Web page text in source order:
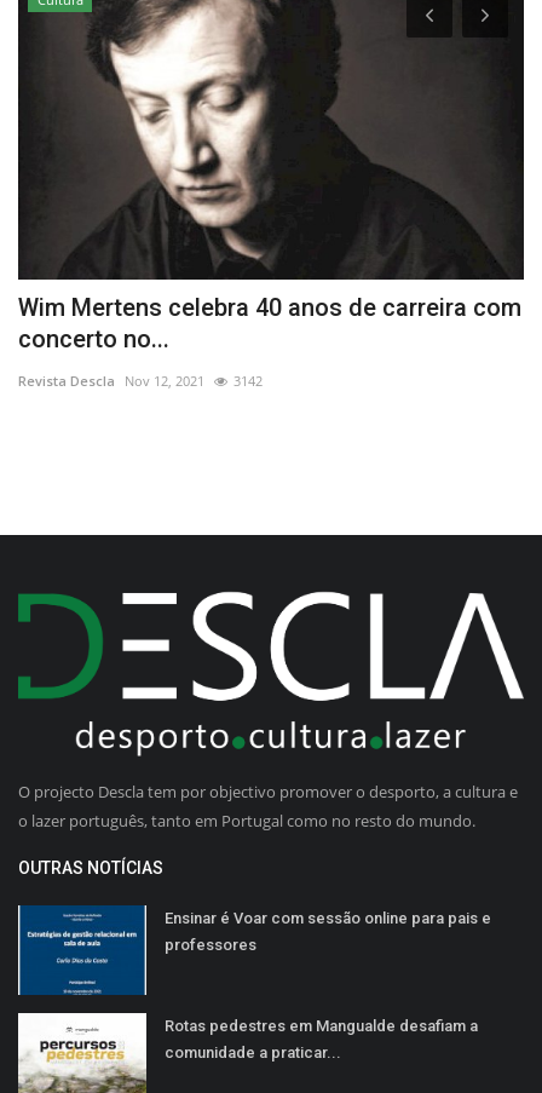
Wim Mertens celebra 40 anos de carreira com
concerto no...
Revista Descla Nov 12, 2021 3142
O projecto Descla tem por objectivo promover o desporto, a cultura e
o lazer português, tanto em Portugal como no resto do mundo.
OUTRAS NOTÍCIAS
Ensinar é Voar com sessão online para pais e
professores
Rotas pedestres em Mangualde desafiam a
comunidade a praticar...